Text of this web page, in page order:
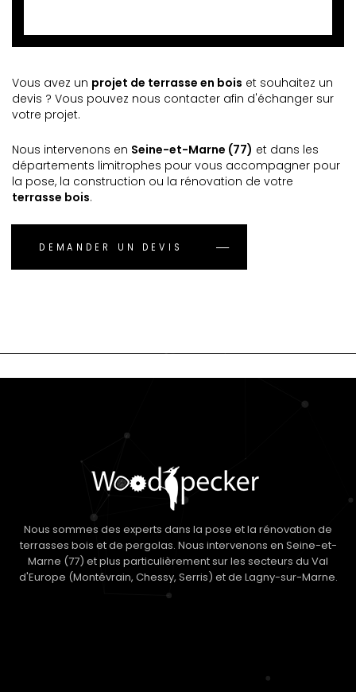
Vous avez un projet de terrasse en bois et souhaitez un
devis ? Vous pouvez nous contacter afin d'échanger sur
votre projet.
Nous intervenons en Seine-et-Marne (77) et dans les
départements limitrophes pour vous accompagner pour
la pose, la construction ou la rénovation de votre
terrasse bois.
DEMANDER UN DEVIS
Nous sommes des experts dans la pose et la rénovation de
terrasses bois et de pergolas. Nous intervenons en Seine-et-
Marne (77) et plus particulièrement sur les secteurs du Val
d'Europe (Montévrain, Chessy, Serris) et de Lagny-sur-Marne.